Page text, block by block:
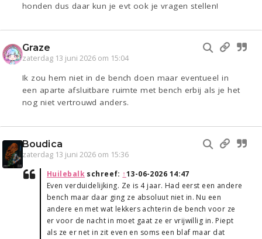
honden dus daar kun je evt ook je vragen stellen!
Graze
zaterdag 13 juni 2026 om 15:04
Ik zou hem niet in de bench doen maar eventueel in
een aparte afsluitbare ruimte met bench erbij als je het
nog niet vertrouwd anders.
Boudica
zaterdag 13 juni 2026 om 15:36
Huilebalkschreef: ↑13-06-2026 14:47
Even verduidelijking. Ze is 4 jaar. Had eerst een andere
bench maar daar ging ze absoluut niet in. Nu een
andere en met wat lekkers achterin de bench voor ze
er voor de nacht in moet gaat ze er vrijwillig in. Piept
als ze er net in zit even en soms een blaf maar dat